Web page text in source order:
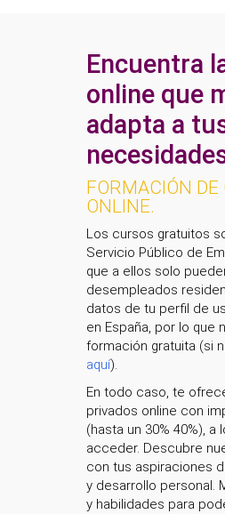
Encuentra
online que
adapta a
FORMACIÓN
ONLINE.
Los cursos gratuitos
Servicio Público de
que a ellos solo
desempleados
datos de tu perfil de
en España, por lo que
formación gratuita (si
aquí).
En todo caso, te
privados online con
(hasta un 30% 40%),
acceder. Descubre
con tus aspiraciones
y desarrollo personal.
y habilidades para